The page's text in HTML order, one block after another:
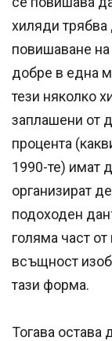
хиляди трябва
повишаване
добре в една
тези няколко
заплашени от
процента
1990-те) имат
организират
подоходен
голяма част
всъщност
тази форма.
Тогава остава